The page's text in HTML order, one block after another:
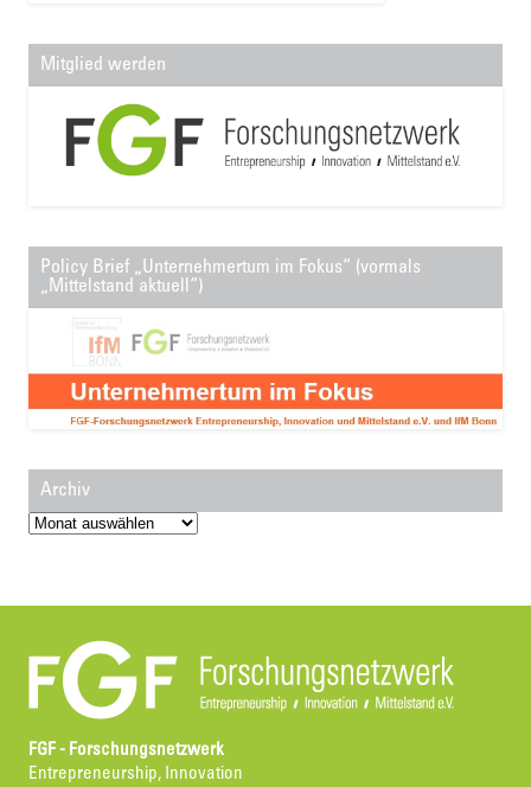
Mitglied werden
Policy Brief „Unternehmertum im Fokus“ (vormals
„Mittelstand aktuell“)
Archiv
Archiv
FGF - Forschungsnetzwerk
Entrepreneurship, Innovation